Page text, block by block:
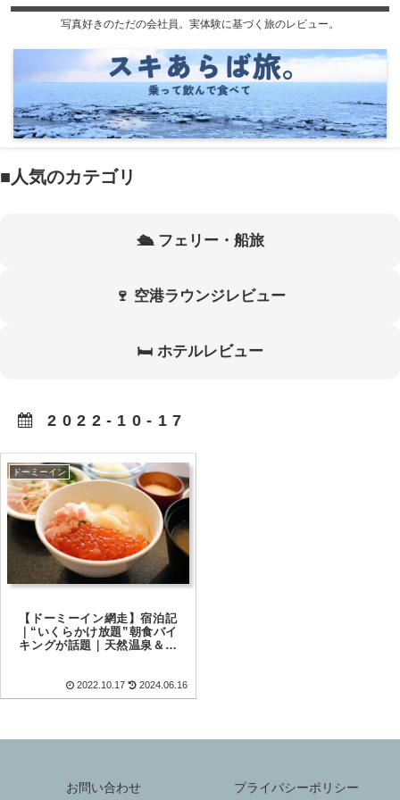
写真好きのただの会社員。実体験に基づく旅のレビュー。
■人気のカテゴリ
🛳 フェリー・船旅
🍷 空港ラウンジレビュー
🛏 ホテルレビュー
2022-10-17
ドーミーイン
【ドーミーイン網走】宿泊記
｜“いくらかけ放題”朝食バイ
キングが話題｜天然温泉＆ア
2022.10.17 2024.06.16
お問い合わせ プライバシーポリシー